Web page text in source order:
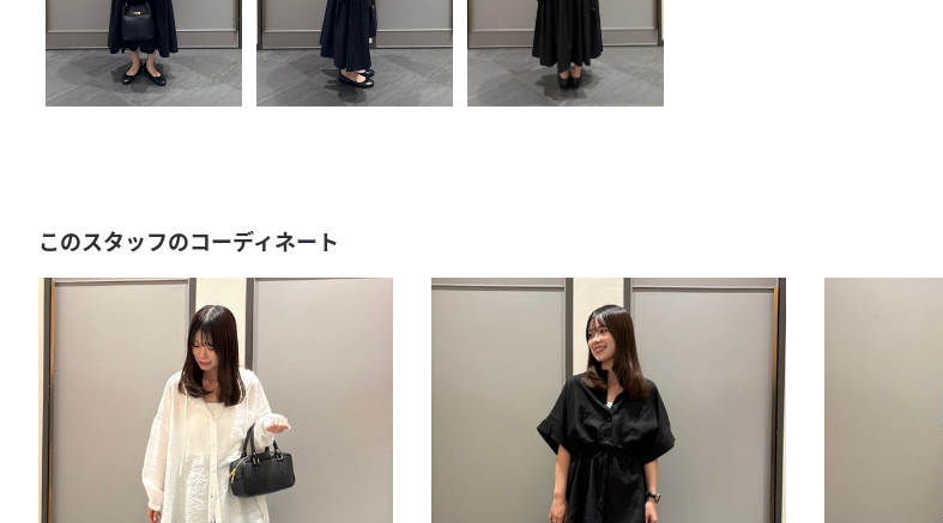
このスタッフのコーディネート